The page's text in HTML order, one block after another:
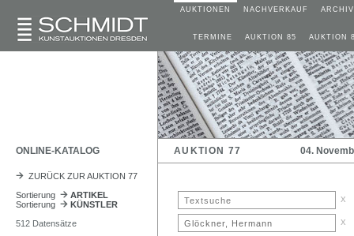
AUKTIONEN NACHVERKAUF ARCHIV
TERMINE AUKTION 85 AUKTION
ONLINE-KATALOG AUKTION 77 04.
ZURÜCK ZUR AUKTION 77
Sortierung
ARTIKEL
Sortierung
KÜNSTLER
512 Datensätze
x
x